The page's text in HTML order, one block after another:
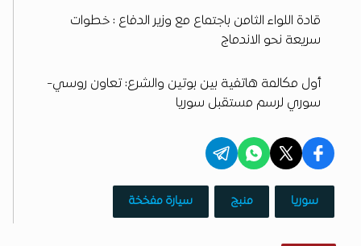
قادة اللواء الثامن باجتماع مع وزير الدفاع : خطوات
سريعة نحو الاندماج
أول مكالمة هاتفية بين بوتين والشرع: تعاون روسي-
سوري لرسم مستقبل سوريا
سوريا منبج سيارة مفخخة